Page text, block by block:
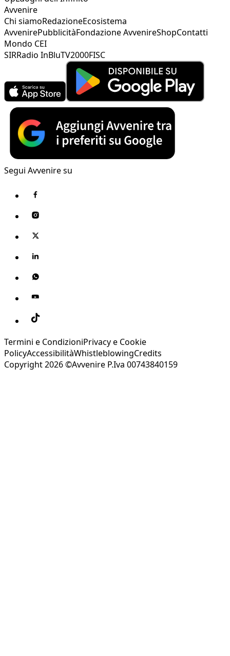
Avvenire
Chi siamoRedazioneEcosistema
AvvenirePubblicitàFondazione AvvenireShopContatti
Mondo CEI
SIRRadio InBluTV2000FISC
Segui Avvenire su
Termini e CondizioniPrivacy e Cookie
PolicyAccessibilitàWhistleblowingCredits
Copyright 2026 ©Avvenire P.Iva 00743840159